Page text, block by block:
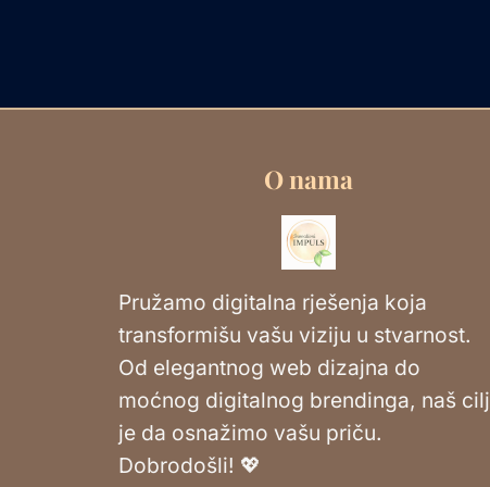
O nama
Pružamo digitalna rješenja koja
transformišu vašu viziju u stvarnost.
Od elegantnog web dizajna do
moćnog digitalnog brendinga, naš cilj
je da osnažimo vašu priču.
Dobrodošli! 💖